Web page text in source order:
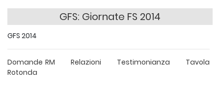
GFS: Giornate FS 2014
GFS 2014
Domande RM Relazioni Testimonianza
Tavola
Rotonda